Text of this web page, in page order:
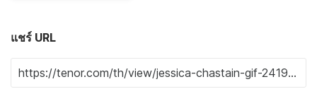
แชร์ URL